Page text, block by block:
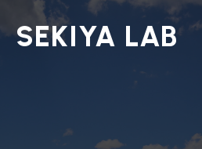
SEKIYA LAB